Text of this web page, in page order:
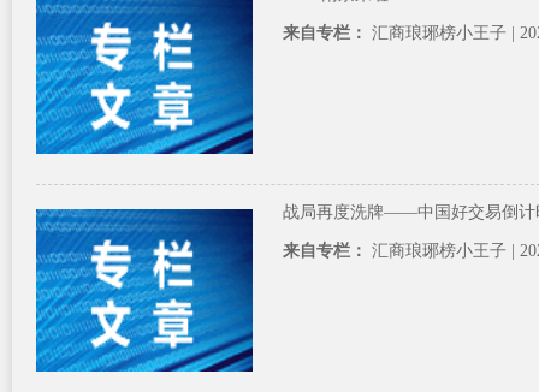
来自专栏： 汇商琅琊榜小王子 |
战局再度洗牌——中国好交易倒
来自专栏： 汇商琅琊榜小王子 |